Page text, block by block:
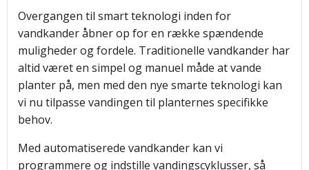
Overgangen til smart teknologi inden for
vandkander åbner op for en række spændende
muligheder og fordele. Traditionelle vandkander har
altid været en simpel og manuel måde at vande
planter på, men med den nye smarte teknologi kan
vi nu tilpasse vandingen til planternes specifikke
behov.
Med automatiserede vandkander kan vi
programmere og indstille vandingscyklusser, så